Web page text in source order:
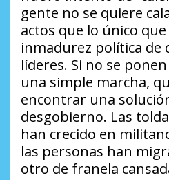
gente no se quiere
actos que lo único
inmadurez política de
líderes. Si no se
una simple marcha,
encontrar una
desgobierno. Las
han crecido en
las personas han
otro de franela